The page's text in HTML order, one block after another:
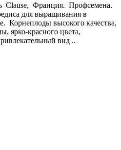
Clause, Франция. Профсемена.
для выращивания в
Корнеплоды высокого качества,
ярко-красного цвета,
вид ..